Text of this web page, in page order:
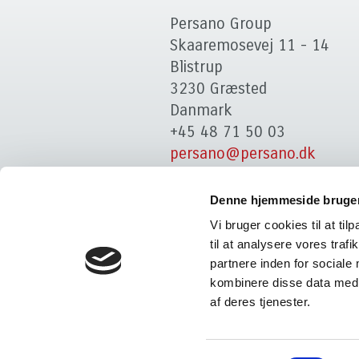
Denne hjemmeside
Vi bruger cookies til at
til at analysere vores
partnere inden for sociale
kombinere disse data
af deres tjenester.
Persano Group
Skaaremosevej 11 - 14
Blistrup
3230 Græsted
Danmark
+45 48 71 50 03
persano@persano.dk